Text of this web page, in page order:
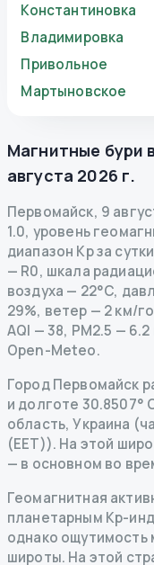
Константиновка
Владимировка
Привольное
Мартыновское
Магнитные бури
августа 2026 г.
Первомайск, 9
1.0, уровень
диапазон Kp за
— R0, шкала
воздуха — 22°C,
29%, ветер — 2 км/
AQI — 38, PM2.5 — 6.2
Open-Meteo.
Город Первомайск
и долготе 30.8507°
область, Украина
(EET)). На этой
— в основном во
Геомагнитная
планетарным Kp-
однако ощутимость
широты. На этой